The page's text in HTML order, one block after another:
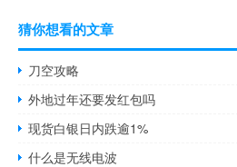
猜你想看的文章
刀空攻略
外地过年还要发红包吗
现货白银日内跌逾1%
什么是无线电波